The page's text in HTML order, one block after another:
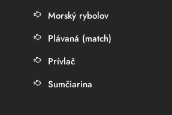
Morský rybolov
Plávaná (match)
Prívlač
Sumčiarina